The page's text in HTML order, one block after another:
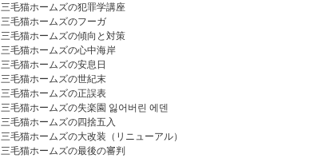
三毛猫ホームズの犯罪学講座
三毛猫ホームズのフーガ
三毛猫ホームズの傾向と対策
三毛猫ホームズの心中海岸
三毛猫ホームズの安息日
三毛猫ホームズの世紀末
三毛猫ホームズの正誤表
三毛猫ホームズの失楽園 잃어버린 에덴
三毛猫ホームズの四捨五入
三毛猫ホームズの大改装（リニューアル）
三毛猫ホームズの最後の審判